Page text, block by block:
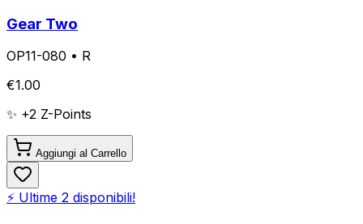
Gear Two
OP11-080 • R
€1.00
✨ +2 Z-Points
Aggiungi al Carrello
⚡ Ultime 2 disponibili!